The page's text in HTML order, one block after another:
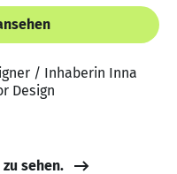
/ Inhaberin Inna
Design
sehen.